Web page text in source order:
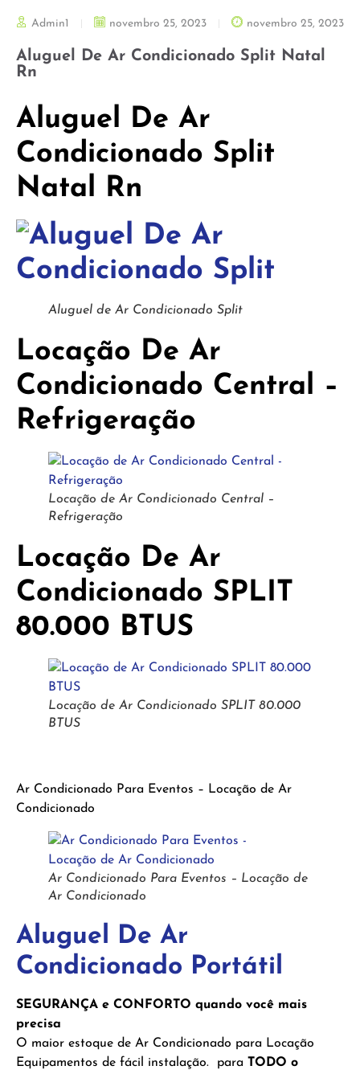
Admin1 novembro 25, 2023 novembro 25, 2023
Aluguel De Ar Condicionado Split Natal
Rn
Aluguel De Ar
Condicionado Split
Natal Rn
Aluguel de Ar Condicionado Split
Locação De Ar
Condicionado Central –
Refrigeração
Locação de Ar Condicionado Central –
Refrigeração
Locação De Ar
Condicionado SPLIT
80.000 BTUS
Locação de Ar Condicionado SPLIT 80.000
BTUS
Ar Condicionado Para Eventos – Locação de Ar
Condicionado
Ar Condicionado Para Eventos – Locação de
Ar Condicionado
Aluguel De Ar
Condicionado Portátil
SEGURANÇA e CONFORTO quando você mais
precisa
O maior estoque de Ar Condicionado para Locação
Equipamentos de fácil instalação. para TODO o